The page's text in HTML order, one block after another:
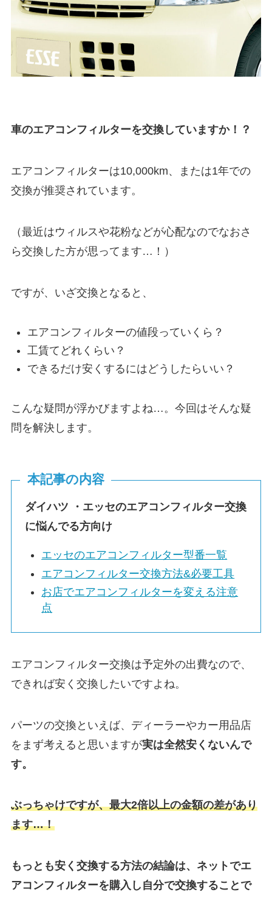
車のエアコンフィルターを交換していますか！？
エアコンフィルターは10,000km、または1年での
交換が推奨されています。
（最近はウィルスや花粉などが心配なのでなおさ
ら交換した方が思ってます…！）
ですが、いざ交換となると、
エアコンフィルターの値段っていくら？
工賃てどれくらい？
できるだけ安くするにはどうしたらいい？
こんな疑問が浮かびますよね…。今回はそんな疑
問を解決します。
本記事の内容
ダイハツ ・ エッセのエアコンフィルター交換
に悩んでる方向け
エッセのエアコンフィルター型番一覧
エアコンフィルター交換方法&必要工具
お店でエアコンフィルターを変える注意
点
エアコンフィルター交換は予定外の出費なので、
できれば安く交換したいですよね。
パーツの交換といえば、ディーラーやカー用品店
をまず考えると思いますが実は全然安くないんで
す。
ぶっちゃけですが、最大2倍以上の金額の差があり
ます…！
もっとも安く交換する方法の結論は、ネットでエ
アコンフィルターを購入し自分で交換することで